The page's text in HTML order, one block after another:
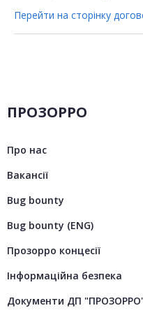
Перейти на сторінку
ПРОЗОРРО
Про нас
Вакансії
Bug bounty
Bug bounty (ENG)
Прозорро концесії
Інформаційна безпека
Документи ДП